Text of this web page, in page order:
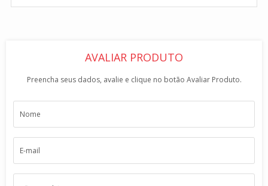
AVALIAR PRODUTO
Preencha seus dados, avalie e clique no botão Avaliar Produto.